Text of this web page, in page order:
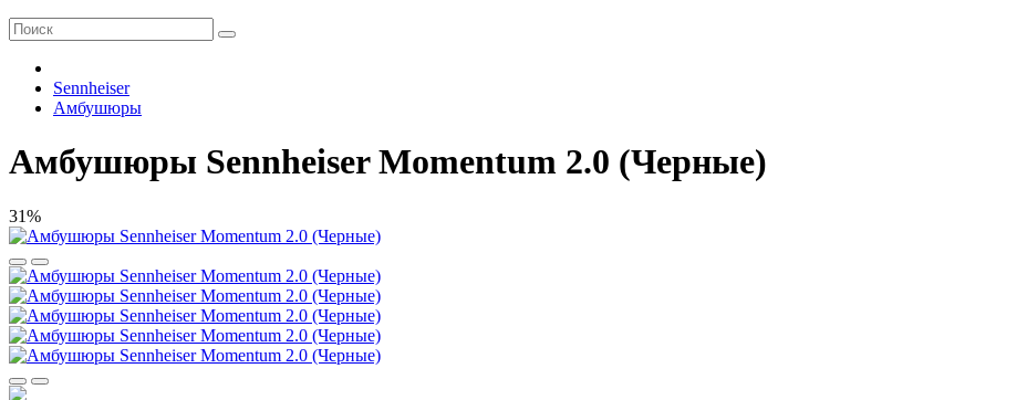
Sennheiser
Амбушюры
Амбушюры Sennheiser Momentum 2.0 (Черные)
31%